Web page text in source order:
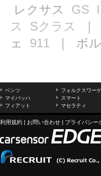
レクサス GS
ス
Sクラス ｜
ェ 911 ｜ ボ
ベンツ フォルクスワー
マイバッハ
スマート
フィアット
マセラティ
利用規約 | お問い合わせ | プライバシー